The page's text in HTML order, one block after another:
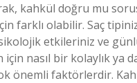
kahkül doğru mu
farklı olabilir. Saç
etkileriniz ve
için nasıl bir kolaylık ya
önemli faktörlerdir.